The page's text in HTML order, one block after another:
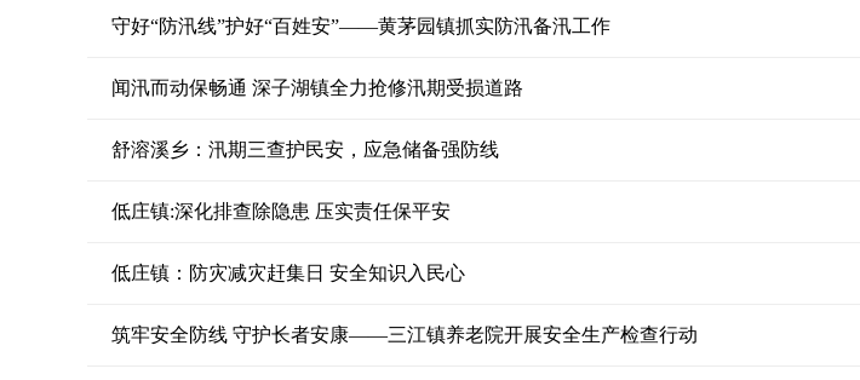
守好“防汛线”护好“百姓安”——黄茅园镇抓实防汛备汛工作
闻汛而动保畅通 深子湖镇全力抢修汛期受损道路
舒溶溪乡：汛期三查护民安，应急储备强防线
低庄镇:深化排查除隐患 压实责任保平安
低庄镇：防灾减灾赶集日 安全知识入民心
筑牢安全防线 守护长者安康——三江镇养老院开展安全生产检查行动